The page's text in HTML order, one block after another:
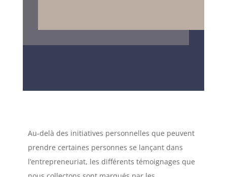
Au-delà des initiatives personnelles que peuvent
prendre certaines personnes se lançant dans
l’entrepreneuriat, les différents témoignages que